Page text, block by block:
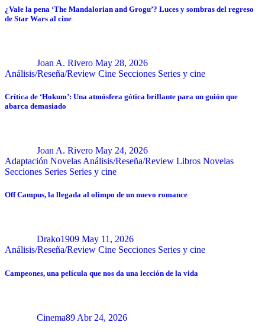
¿Vale la pena ‘The Mandalorian and Grogu’? Luces y sombras del regreso
de Star Wars al cine
Joan A. Rivero May 28, 2026
Análisis/Reseña/Review Cine Secciones Series y cine
Crítica de ‘Hokum’: Una atmósfera gótica brillante para un guión que
abarca demasiado
Joan A. Rivero May 24, 2026
Adaptación Novelas Análisis/Reseña/Review Libros Novelas
Secciones Series Series y cine
Off Campus, la llegada al olimpo de un nuevo romance
Drako1909 May 11, 2026
Análisis/Reseña/Review Cine Secciones Series y cine
Campeones, una película que nos da una lección de la vida
Cinema89 Abr 24, 2026